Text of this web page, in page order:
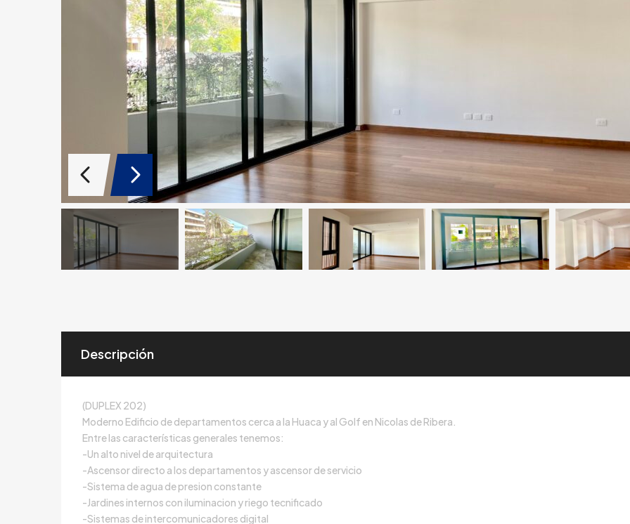
Descripción
(DUPLEX 202)
Moderno Edificio de departamentos cerca a la Huaca y al Golf en Nicolas de Ribera.
Entre las características generales tenemos:
-Un alto nivel de arquitectura
-Ascensor directo a los departamentos y ascensor de servicio
-Sistema de agua de presion constante
-Jardines internos con iluminacion y riego tecnificado
-Sistemas de intercomunicadores digital